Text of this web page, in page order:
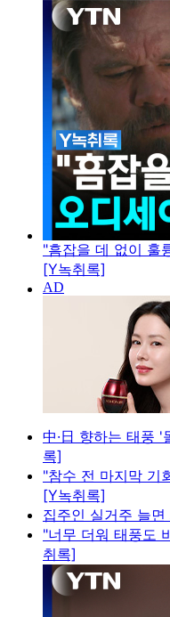
"흠잡을 데 없이 훌
[Y녹취록]
中·日 향하는 태풍 '
록]
"참수 전 마지막 기
[Y녹취록]
집주인 실거주 늘
"너무 더워 태풍도
취록]